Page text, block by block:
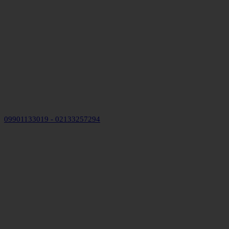
09901133019 - 02133257294